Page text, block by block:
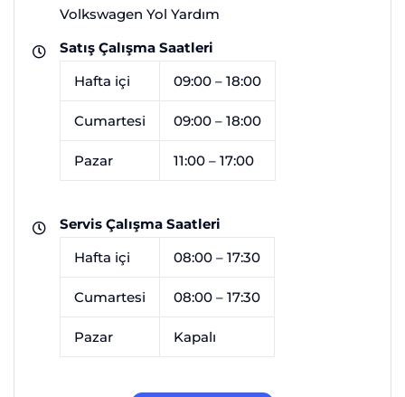
Volkswagen Yol Yardım
Satış Çalışma Saatleri
Hafta içi
09:00 – 18:00
Cumartesi 09:00 – 18:00
Pazar 11:00 – 17:00
Servis Çalışma Saatleri
Hafta içi
08:00 – 17:30
Cumartesi 08:00 – 17:30
Pazar Kapalı